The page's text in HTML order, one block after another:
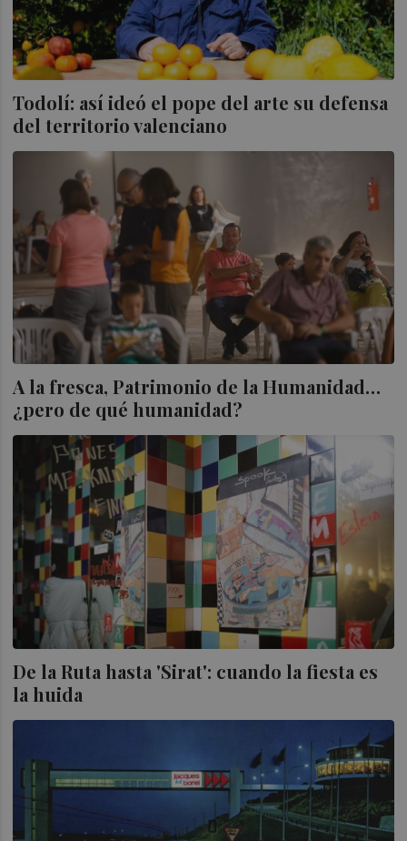
Todolí: así ideó el pope del arte su defensa
del territorio valenciano
A la fresca, Patrimonio de la Humanidad…
¿pero de qué humanidad?
De la Ruta hasta 'Sirat': cuando la fiesta es
la huida